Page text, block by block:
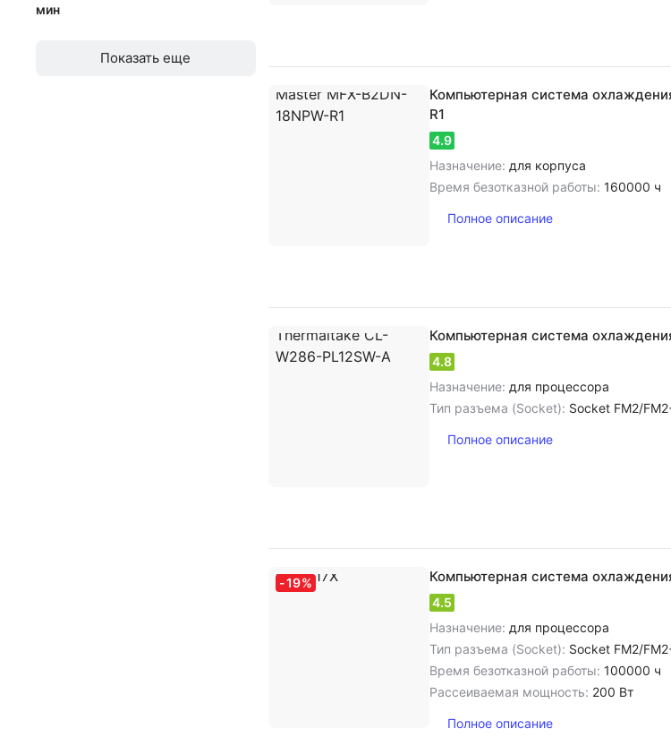
мин
до
Показать еще
Компьютерная система
R1
4.9
Назначение: для корпуса
Время безотказной работы: 160000 ч
Полное описание
Компьютерная система
4.8
Назначение: для процессора
Тип разъема (Socket): Socket FM2/FM2+/Socket 1356/1366/Socket
Полное описание
-19% Компьютерная система
4.5
Назначение: для процессора
Тип разъема (Socket): Socket FM2/FM2+/Socket 775/
Время безотказной работы: 100000 ч
Рассеиваемая мощность: 200 Вт
Полное описание